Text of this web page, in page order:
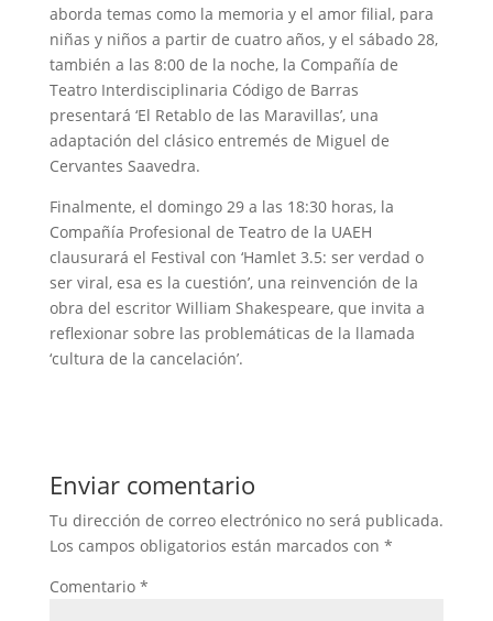
aborda temas como la memoria y el amor filial, para
niñas y niños a partir de cuatro años, y el sábado 28,
también a las 8:00 de la noche, la Compañía de
Teatro Interdisciplinaria Código de Barras
presentará ‘El Retablo de las Maravillas’, una
adaptación del clásico entremés de Miguel de
Cervantes Saavedra.
Finalmente, el domingo 29 a las 18:30 horas, la
Compañía Profesional de Teatro de la UAEH
clausurará el Festival con ‘Hamlet 3.5: ser verdad o
ser viral, esa es la cuestión’, una reinvención de la
obra del escritor William Shakespeare, que invita a
reflexionar sobre las problemáticas de la llamada
‘cultura de la cancelación’.
Enviar comentario
Tu dirección de correo electrónico no será publicada.
Los campos obligatorios están marcados con *
Comentario *